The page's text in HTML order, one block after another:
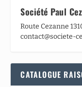
Société Paul
Route Cezanne
contact@societe-
CATALOGUE